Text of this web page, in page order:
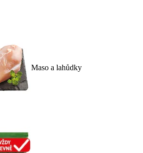
Maso a lahůdky